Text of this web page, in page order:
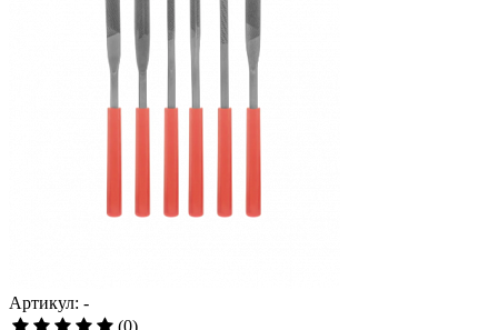
Артикул: -
(0)